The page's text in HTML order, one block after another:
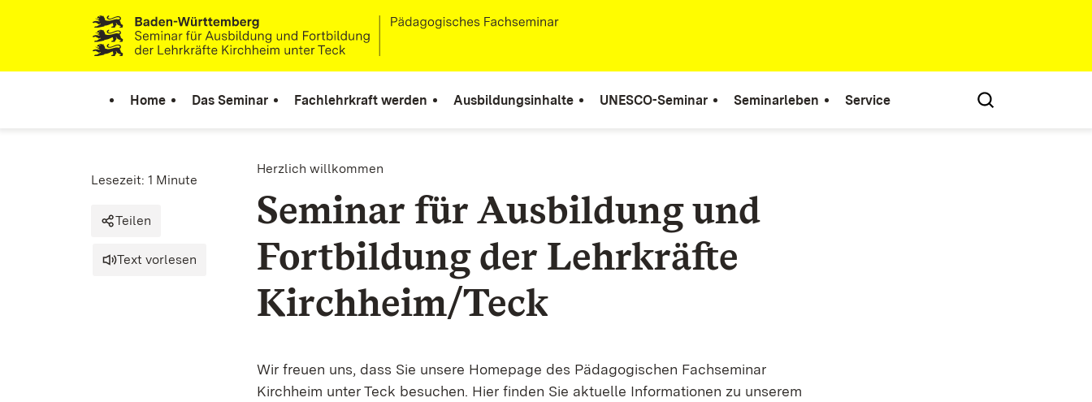
Zum Inhalt springen
Link zur Startseite
Home Das Seminar Fachlehrkraft werden Ausbildungsinhalte UNESCO-Seminar Seminarleben Service
Herzlich willkommen
Seminar für Ausbildung und
Fortbildung der Lehrkräfte
Kirchheim/Teck
Lesezeit: 1 Minute
Teilen
Text vorlesen
Wir freuen uns, dass Sie unsere Homepage des Pädagogischen Fachseminar
Kirchheim unter Teck besuchen. Hier finden Sie aktuelle Informationen zu unserem